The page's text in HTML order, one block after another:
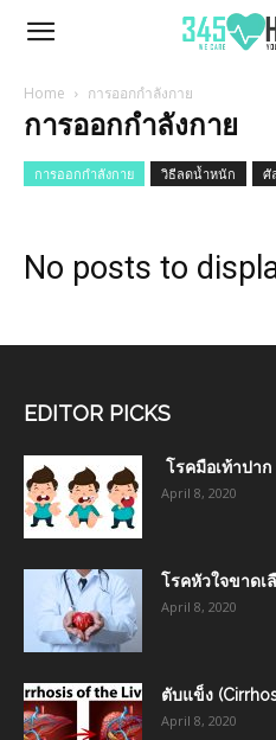
345Health
Home การออกกำลังกาย
การออกกำลังกาย
การออกกำลังกาย วิธีลดน้ำหนัก ศั
No posts to
EDITOR PICKS
โรคมือเท้าปาก
April 8, 2020
โรคหัวใจขาดเ
April 8, 2020
ตับแข็ง
April 8, 2020